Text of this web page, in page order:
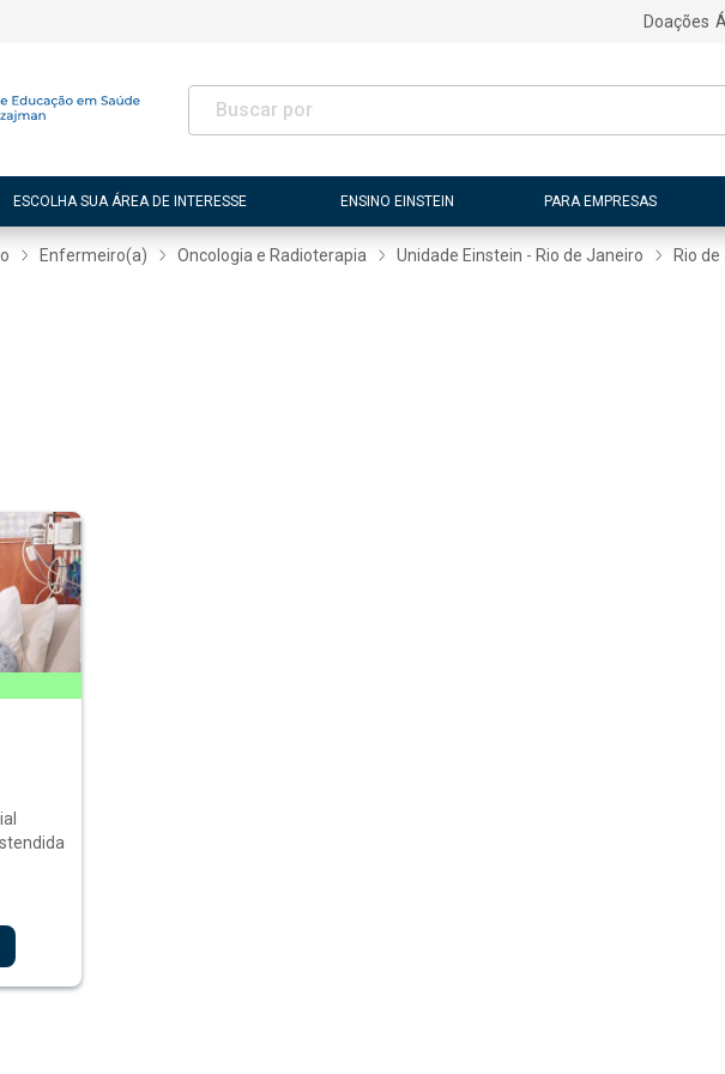
Doações
ESCOLHA SUA ÁREA DE INTERESSE ENSINO EINSTEIN PARA EMPRESAS
Enfermeiro(a) Oncologia e Radioterapia Unidade Einstein - Rio de Janeiro Rio